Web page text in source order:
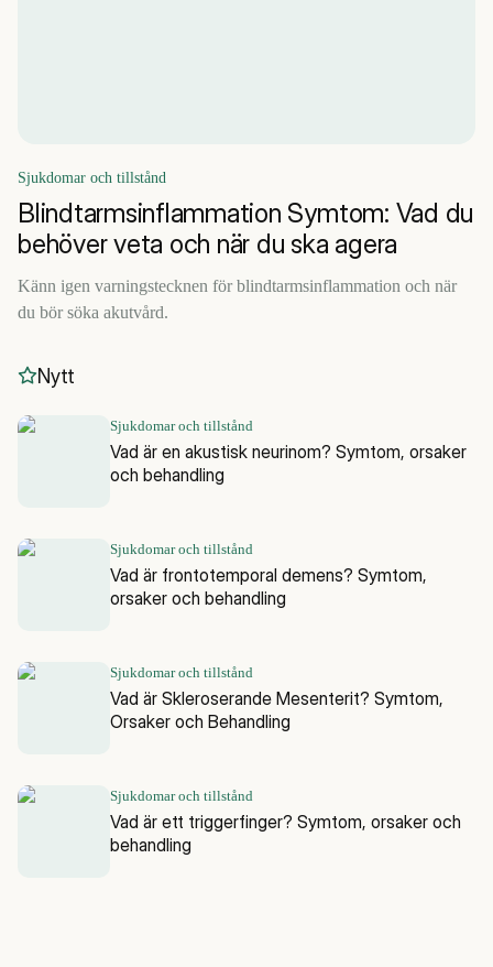
Sjukdomar och tillstånd
Blindtarmsinflammation Symtom: Vad du
behöver veta och när du ska agera
Känn igen varningstecknen för blindtarmsinflammation och när
du bör söka akutvård.
Nytt
Sjukdomar och tillstånd
Vad är en akustisk neurinom? Symtom, orsaker
och behandling
Sjukdomar och tillstånd
Vad är frontotemporal demens? Symtom,
orsaker och behandling
Sjukdomar och tillstånd
Vad är Skleroserande Mesenterit? Symtom,
Orsaker och Behandling
Sjukdomar och tillstånd
Vad är ett triggerfinger? Symtom, orsaker och
behandling